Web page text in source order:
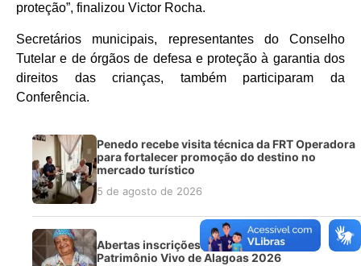
proteção”, finalizou Victor Rocha.
Secretários municipais, representantes do Conselho
Tutelar e de órgãos de defesa e proteção à garantia dos
direitos das crianças, também participaram da
Conferência.
Penedo recebe visita técnica da FRT Operadora
para fortalecer promoção do destino no
mercado turístico
5 de agosto de 2026
Abertas inscrições para o Registro do
Patrimônio Vivo de Alagoas 2026